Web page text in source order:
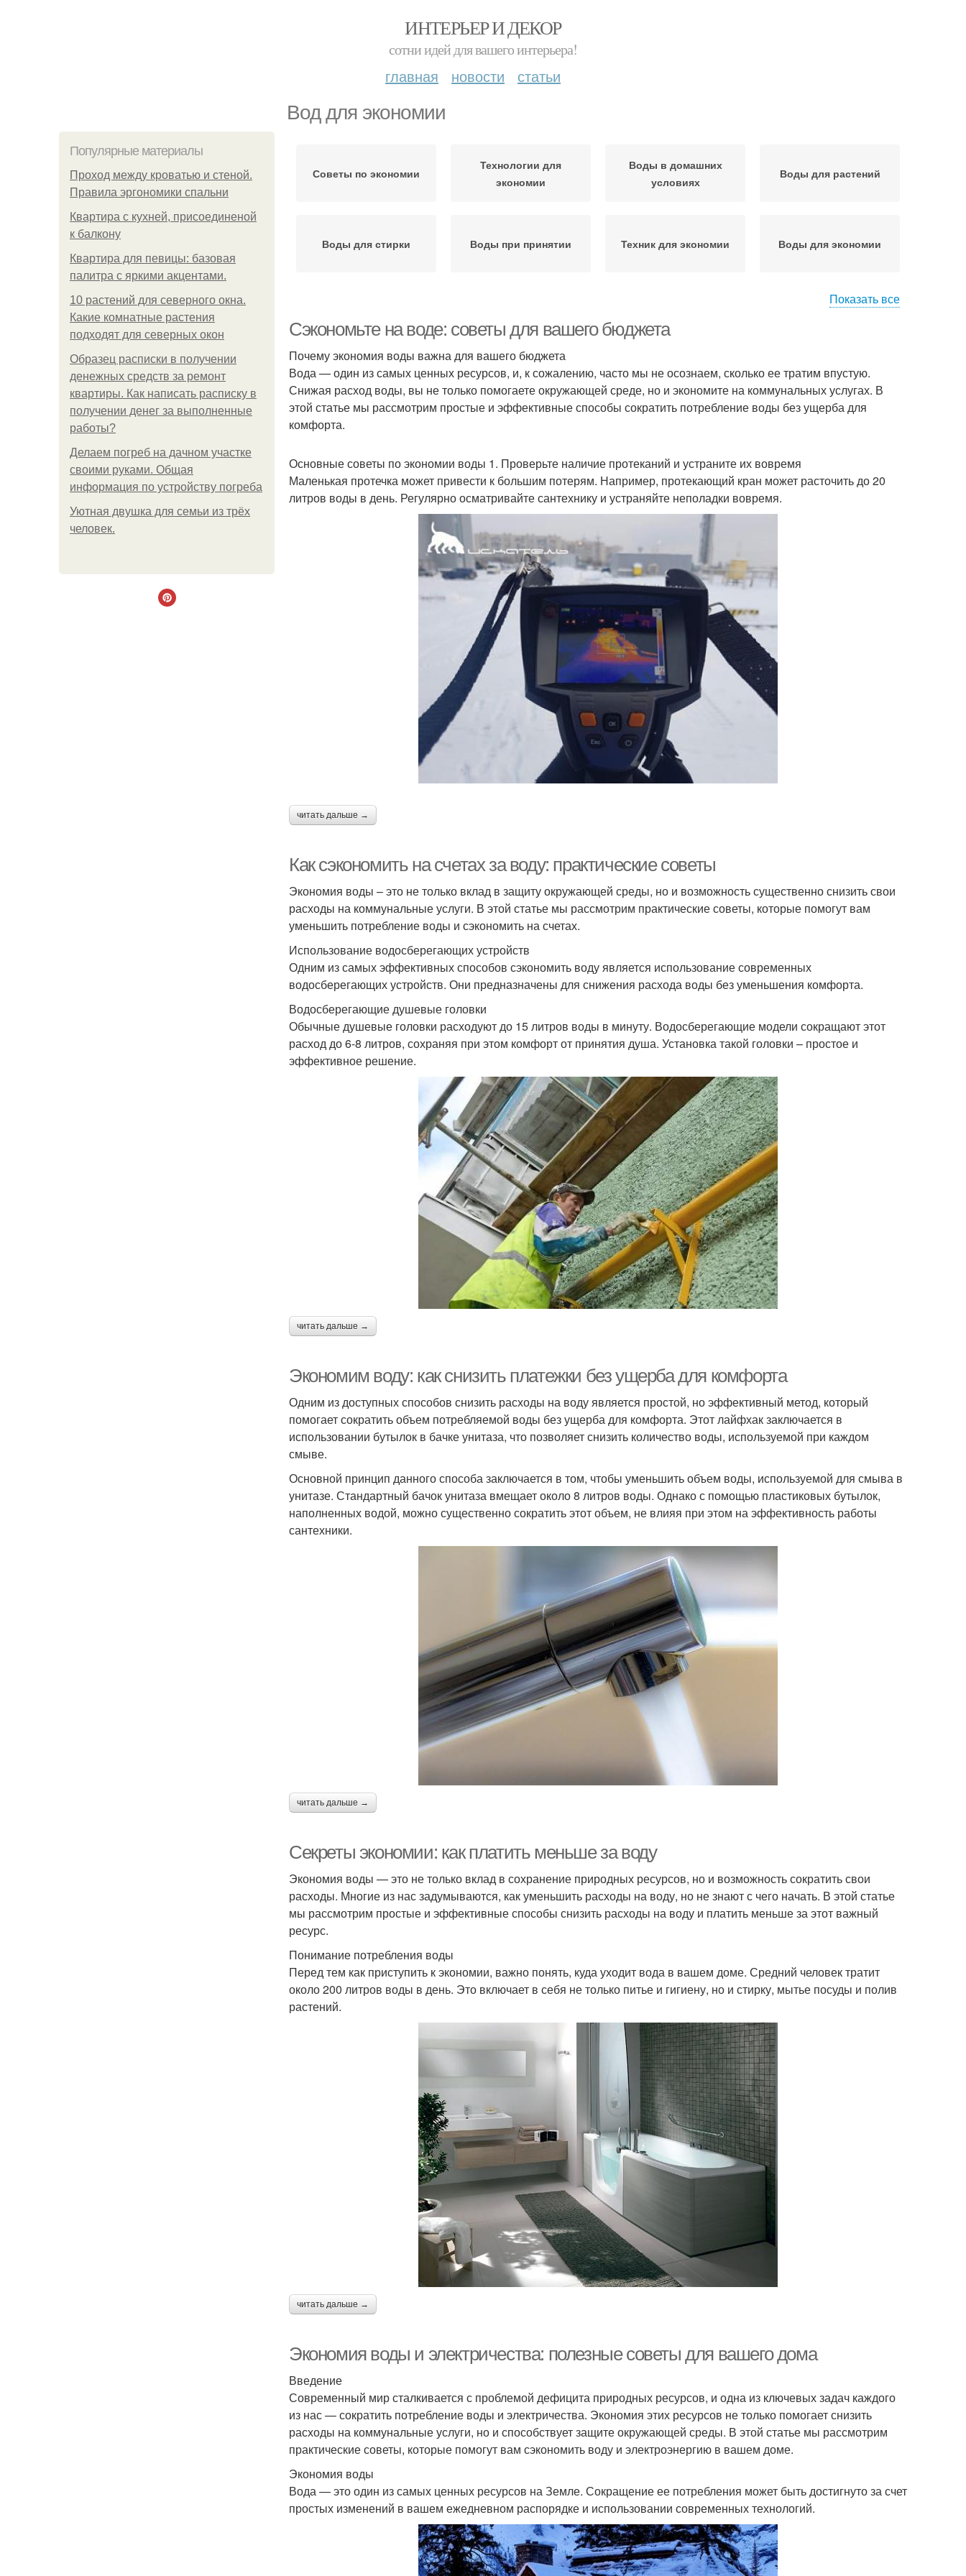
ИНТЕРЬЕР И ДЕКОР
сотни идей для вашего интерьера!
главная новости статьи
Вод для экономии
Популярные материалы
Проход между кроватью и стеной.
Правила эргономики спальни
Квартира с кухней, присоединеной
к балкону
Квартира для певицы: базовая
палитра с яркими акцентами.
10 растений для северного окна.
Какие комнатные растения
подходят для северных окон
Образец расписки в получении
денежных средств за ремонт
квартиры. Как написать расписку в
получении денег за выполненные
работы?
Делаем погреб на дачном участке
своими руками. Общая
информация по устройству погреба
Уютная двушка для семьи из трёх
человек.
Советы по экономии
Технологии для
экономии
Воды в домашних
условиях
Воды для растений
Воды для стирки Воды при принятии Техник для экономии Воды для экономии
квартирами
Воды в квартире Польза от экономии Экономия на средствах Экономия на здоровье
Показать все
Сэкономьте на воде: советы для вашего бюджета
Почему экономия воды важна для вашего бюджета
Вода — один из самых ценных ресурсов, и, к сожалению, часто мы не осознаем, сколько ее тратим впустую.
Снижая расход воды, вы не только помогаете окружающей среде, но и экономите на коммунальных услугах. В
этой статье мы рассмотрим простые и эффективные способы сократить потребление воды без ущерба для
комфорта.
Основные советы по экономии воды 1. Проверьте наличие протеканий и устраните их вовремя
Маленькая протечка может привести к большим потерям. Например, протекающий кран может расточить до 20
литров воды в день. Регулярно осматривайте сантехнику и устраняйте неполадки вовремя.
читать дальше →
Как сэкономить на счетах за воду: практические советы
Экономия воды – это не только вклад в защиту окружающей среды, но и возможность существенно снизить свои
расходы на коммунальные услуги. В этой статье мы рассмотрим практические советы, которые помогут вам
уменьшить потребление воды и сэкономить на счетах.
Использование водосберегающих устройств
Одним из самых эффективных способов сэкономить воду является использование современных
водосберегающих устройств. Они предназначены для снижения расхода воды без уменьшения комфорта.
Водосберегающие душевые головки
Обычные душевые головки расходуют до 15 литров воды в минуту. Водосберегающие модели сокращают этот
расход до 6-8 литров, сохраняя при этом комфорт от принятия душа. Установка такой головки – простое и
эффективное решение.
читать дальше →
Экономим воду: как снизить платежки без ущерба для комфорта
Одним из доступных способов снизить расходы на воду является простой, но эффективный метод, который
помогает сократить объем потребляемой воды без ущерба для комфорта. Этот лайфхак заключается в
использовании бутылок в бачке унитаза, что позволяет снизить количество воды, используемой при каждом
смыве.
Основной принцип данного способа заключается в том, чтобы уменьшить объем воды, используемой для смыва в
унитазе. Стандартный бачок унитаза вмещает около 8 литров воды. Однако с помощью пластиковых бутылок,
наполненных водой, можно существенно сократить этот объем, не влияя при этом на эффективность работы
сантехники.
читать дальше →
Секреты экономии: как платить меньше за воду
Экономия воды — это не только вклад в сохранение природных ресурсов, но и возможность сократить свои
расходы. Многие из нас задумываются, как уменьшить расходы на воду, но не знают с чего начать. В этой статье
мы рассмотрим простые и эффективные способы снизить расходы на воду и платить меньше за этот важный
ресурс.
Понимание потребления воды
Перед тем как приступить к экономии, важно понять, куда уходит вода в вашем доме. Средний человек тратит
около 200 литров воды в день. Это включает в себя не только питье и гигиену, но и стирку, мытье посуды и полив
растений.
читать дальше →
Экономия воды и электричества: полезные советы для вашего дома
Введение
Современный мир сталкивается с проблемой дефицита природных ресурсов, и одна из ключевых задач каждого
из нас — сократить потребление воды и электричества. Экономия этих ресурсов не только помогает снизить
расходы на коммунальные услуги, но и способствует защите окружающей среды. В этой статье мы рассмотрим
практические советы, которые помогут вам сэкономить воду и электроэнергию в вашем доме.
Экономия воды
Вода — это один из самых ценных ресурсов на Земле. Сокращение ее потребления может быть достигнуто за счет
простых изменений в вашем ежедневном распорядке и использовании современных технологий.